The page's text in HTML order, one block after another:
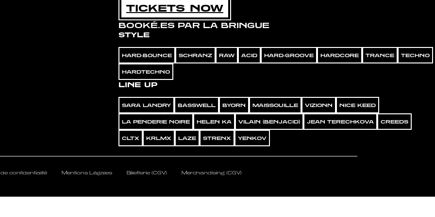
TICKETS NOW
BOOKÉ.ES PAR LA BRINGUE
STYLE
HARD-BOUNCE SCHRANZ RAW ACID HARD-GROOVE HARDCORE TRANCE TECHNO
HARDTECHNO
LINE UP
SARA LANDRY BASSWELL BYORN MAISSOUILLE VIZIONN NICE KEED
LA PENDERIE NOIRE HELEN KA VILAIN (BENJACID) JEAN TERECHKOVA CREEDS
CLTX KRLMX LAZE STRENX YENKOV
de confidentialité Mentions Légales Billetterie (CGV) Merchandising (CGV)